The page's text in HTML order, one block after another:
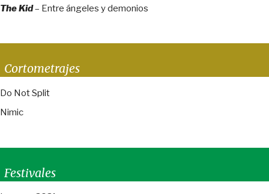
The Kid– Entre ángeles y demonios
Cortometrajes
Do Not Split
Nimic
Festivales